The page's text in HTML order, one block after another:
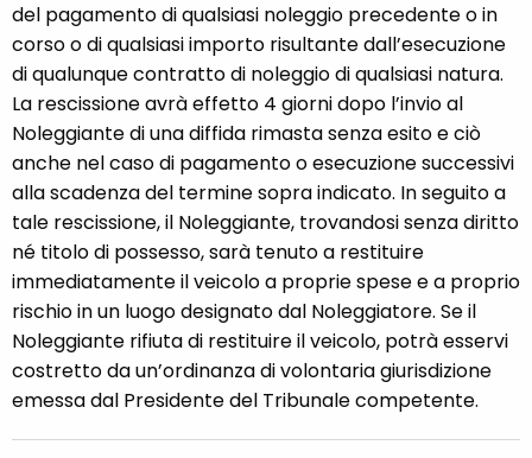
del pagamento di qualsiasi noleggio precedente o in
corso o di qualsiasi importo risultante dall’esecuzione
di qualunque contratto di noleggio di qualsiasi natura.
La rescissione avrà effetto 4 giorni dopo l’invio al
Noleggiante di una diffida rimasta senza esito e ciò
anche nel caso di pagamento o esecuzione successivi
alla scadenza del termine sopra indicato. In seguito a
tale rescissione, il Noleggiante, trovandosi senza diritto
né titolo di possesso, sarà tenuto a restituire
immediatamente il veicolo a proprie spese e a proprio
rischio in un luogo designato dal Noleggiatore. Se il
Noleggiante rifiuta di restituire il veicolo, potrà esservi
costretto da un’ordinanza di volontaria giurisdizione
emessa dal Presidente del Tribunale competente.